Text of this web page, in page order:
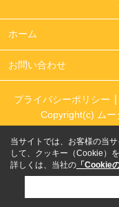
ホーム
お問い合わせ
プライバシーポリシー
Copyright(c) ム
当サイトでは、お客様の当
して、クッキー（Cookie）
詳しくは、当社の 「Cookie